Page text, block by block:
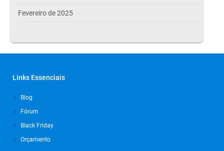
Fevereiro de 2025
Setembro de 2024
Julho de 2024
Links Essenciais
Blog
Fórum
Black Friday
Orçamento